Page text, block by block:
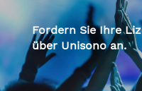
Fordern Sie Ihre
über Unisono an.